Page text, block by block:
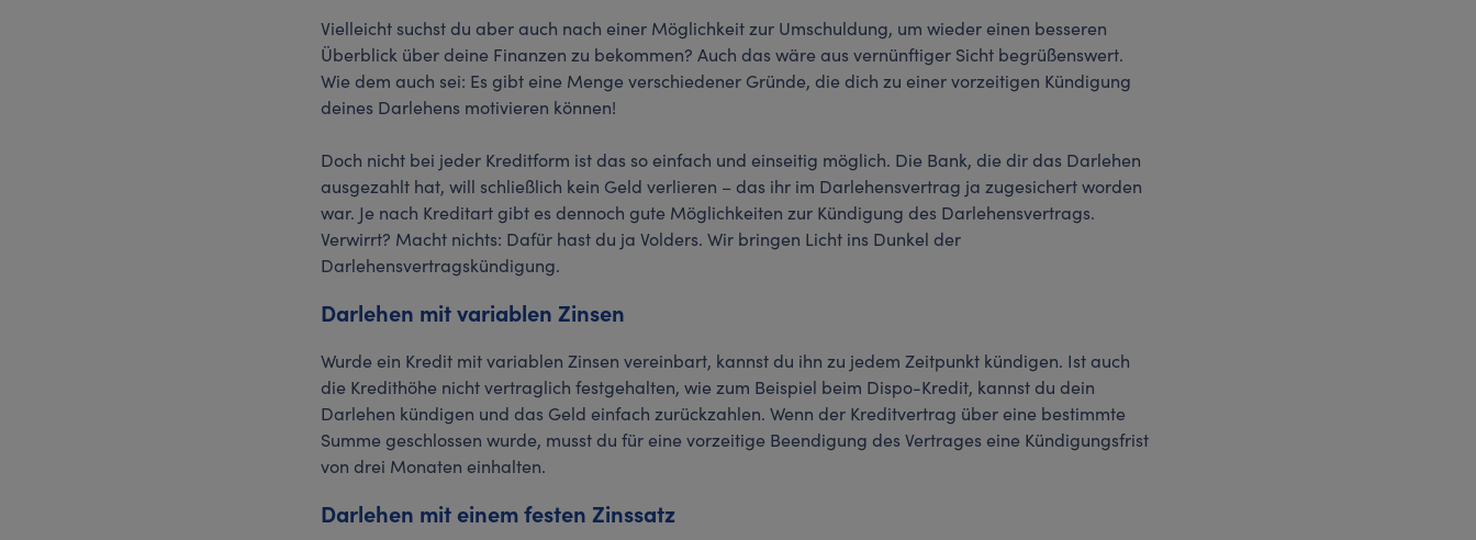
Vielleicht suchst du aber auch nach einer Möglichkeit zur Umschuldung, um wieder einen besseren
Überblick über deine Finanzen zu bekommen? Auch das wäre aus vernünftiger Sicht begrüßenswert.
Wie dem auch sei: Es gibt eine Menge verschiedener Gründe, die dich zu einer vorzeitigen Kündigung
deines Darlehens motivieren können!
Doch nicht bei jeder Kreditform ist das so einfach und einseitig möglich. Die Bank, die dir das Darlehen
ausgezahlt hat, will schließlich kein Geld verlieren – das ihr im Darlehensvertrag ja zugesichert worden
war. Je nach Kreditart gibt es dennoch gute Möglichkeiten zur Kündigung des Darlehensvertrags.
Verwirrt? Macht nichts: Dafür hast du ja Volders. Wir bringen Licht ins Dunkel der
Darlehensvertragskündigung.
Darlehen mit variablen Zinsen
Wurde ein Kredit mit variablen Zinsen vereinbart, kannst du ihn zu jedem Zeitpunkt kündigen. Ist auch
die Kredithöhe nicht vertraglich festgehalten, wie zum Beispiel beim Dispo-Kredit, kannst du dein
Darlehen kündigen und das Geld einfach zurückzahlen. Wenn der Kreditvertrag über eine bestimmte
Summe geschlossen wurde, musst du für eine vorzeitige Beendigung des Vertrages eine Kündigungsfrist
von drei Monaten einhalten.
Darlehen mit einem festen Zinssatz